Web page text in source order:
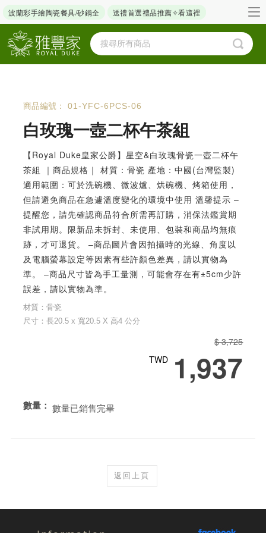
波蘭彩手繪陶瓷餐具/砂鍋全 送禮首選禮品推薦✧看這裡
商品編號： 01-YFC-6PCS-06
白玫瑰一壺二杯午茶組
【Royal Duke皇家公爵】星空&白玫瑰骨瓷一壺二杯午
茶組 ｜商品規格｜ 材質：骨瓷 產地：中國(台灣監製)
適用範圍：可於洗碗機、微波爐、烘碗機、烤箱使用，
但請避免商品在急遽溫度變化的環境中使用 溫馨提示 –
提醒您，請先確認商品符合所需再訂購，消保法鑑賞期
非試用期。限新品未拆封、未使用、包裝和商品均無痕
跡，才可退貨。 –商品圖片會因拍攝時的光線、角度以
及電腦螢幕設定等因素有些許顏色差異，請以實物為
準。 –商品尺寸皆為手工量測，可能會存在有±5cm少許
誤差，請以實物為準。
材質：骨瓷
尺寸：長20.5 x 寬20.5 X 高4 公分
$ 3,725
TWD 1,937
數量： 數量已銷售完畢
返回上頁